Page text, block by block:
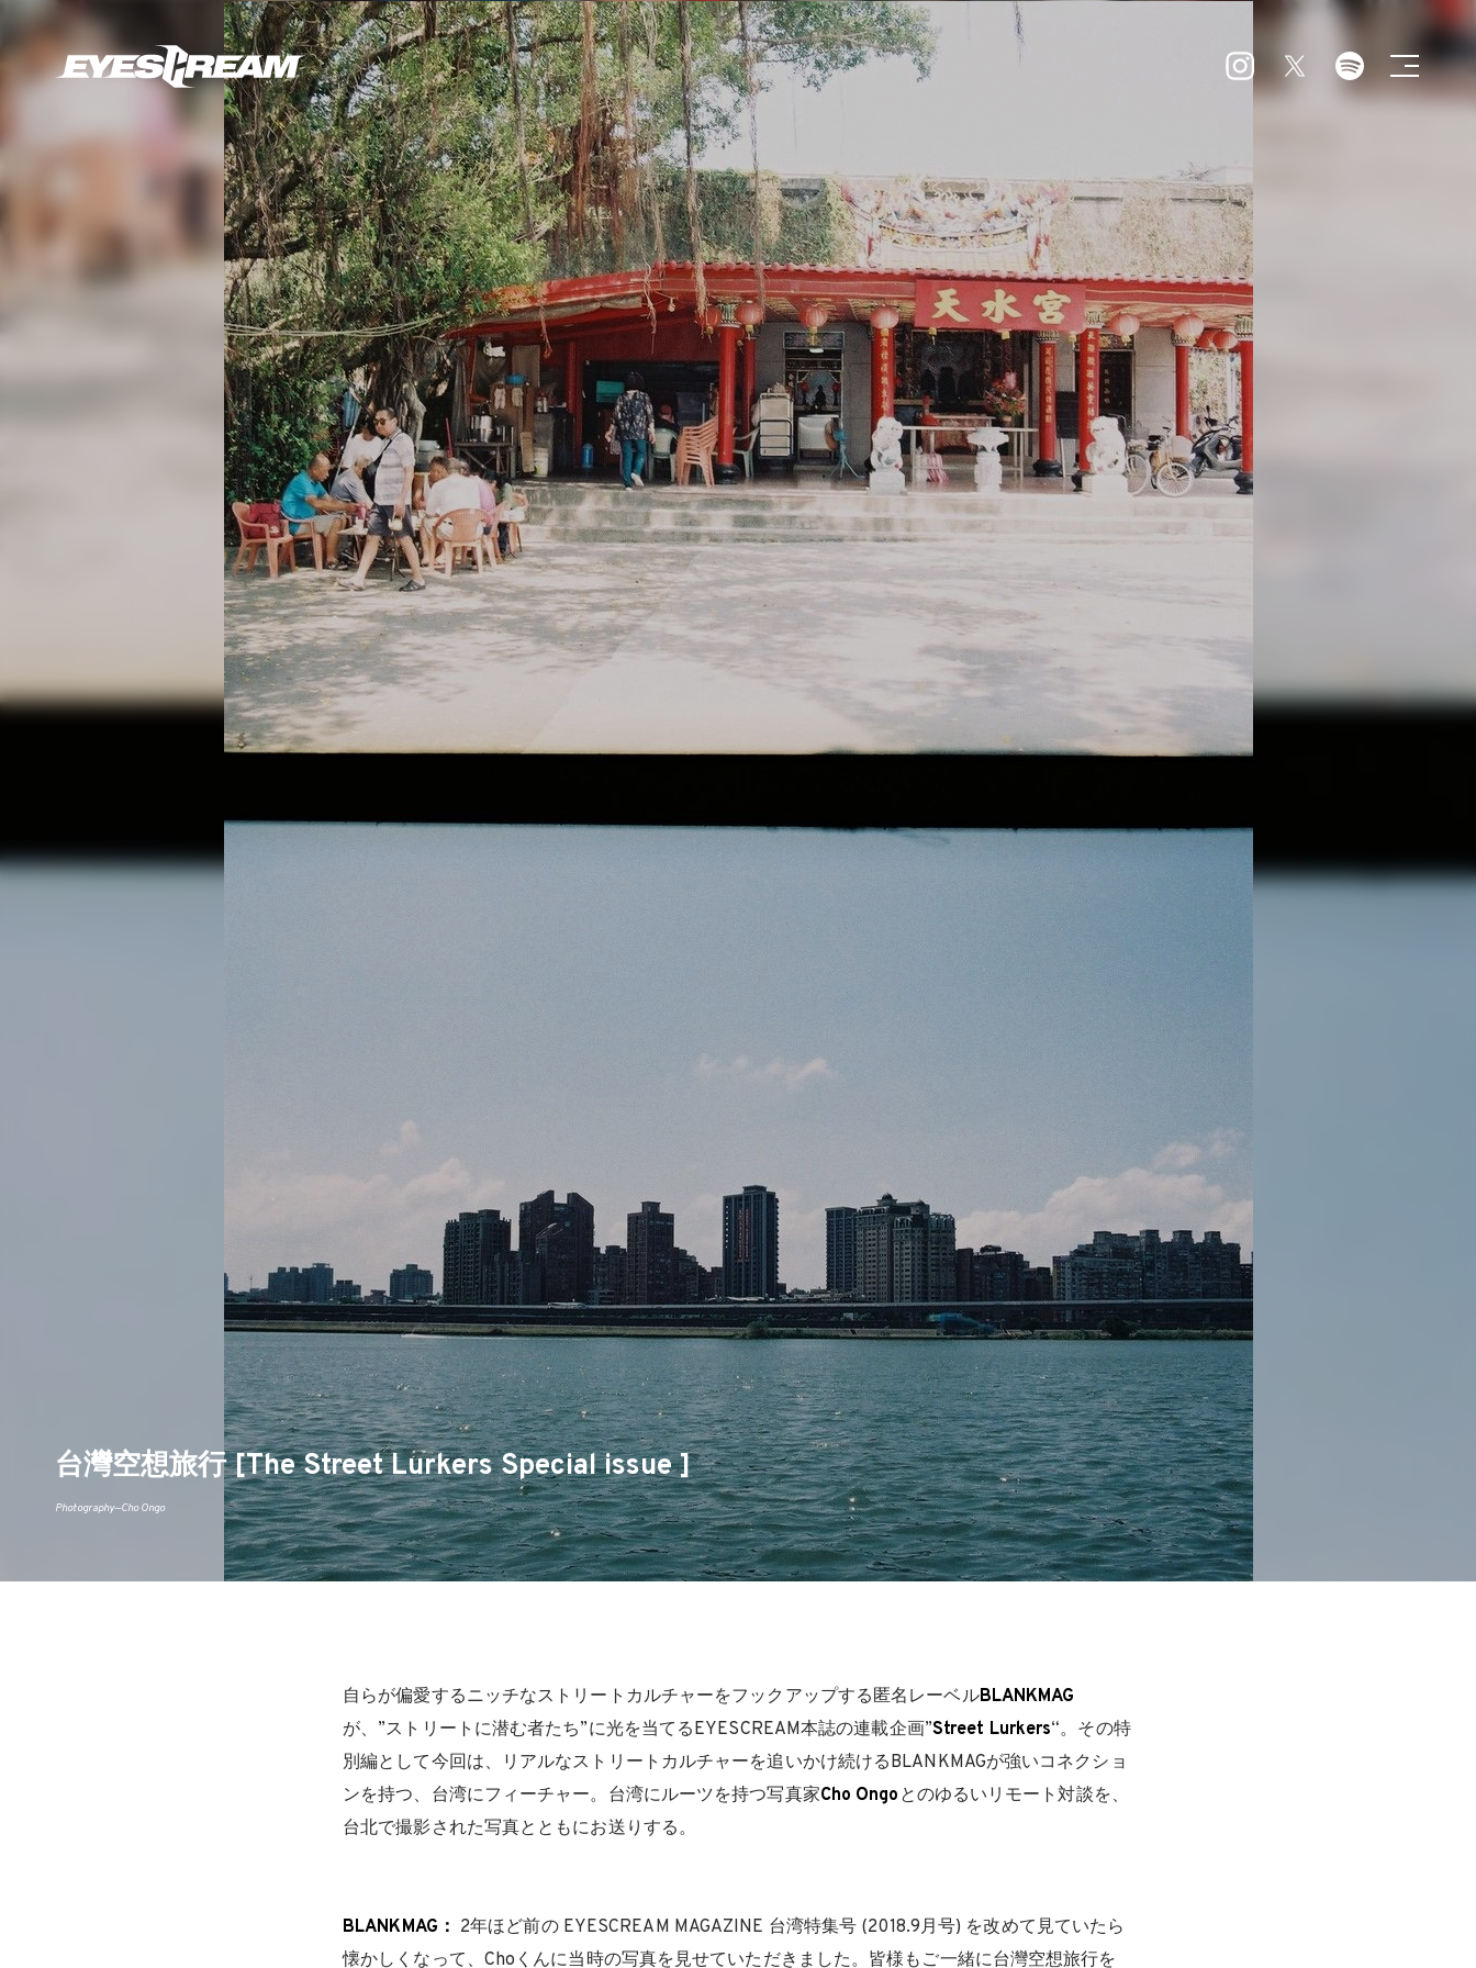
台灣空想旅行 [The Street Lurkers Special issue ]
Photography—Cho Ongo
自らが偏愛するニッチなストリートカルチャーをフックアップする匿名レーベルBLANKMAG
が、”ストリートに潜む者たち”に光を当てるEYESCREAM本誌の連載企画”Street Lurkers“。その特
別編として今回は、リアルなストリートカルチャーを追いかけ続けるBLANKMAGが強いコネクショ
ンを持つ、台湾にフィーチャー。台湾にルーツを持つ写真家Cho Ongo とのゆるいリモート対談を、
台北で撮影された写真とともにお送りする。
BLANKMAG： 2年ほど前の EYESCREAM MAGAZINE 台湾特集号 (2018.9月号) を改めて見ていたら
懐かしくなって、Choくんに当時の写真を見せていただきました。皆様もご一緒に台灣空想旅行を